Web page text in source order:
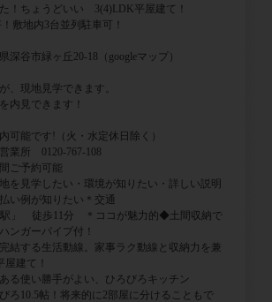
！ちょうどいい 3(4)LDK平屋建て！
敷地内3台並列駐車可！
深谷市緑ヶ丘20-18（googleマップ）
、現地見学できます。
内見できます！
可能です!（火・水定休日除く）
業所 0120-767-108
ご予約可能
を見学したい・環境が知りたい・詳しい説明
い例が知りたい＊交通
駅」 徒歩11分 ＊ココが魅力的◆土間収納で
ンガーパイプ付！
結する生活動線。家事ラク動線と収納力を兼
建て！
る使い勝手がよい、ひろびろキッチン
ろ10.5帖！将来的に2部屋に分けることもで